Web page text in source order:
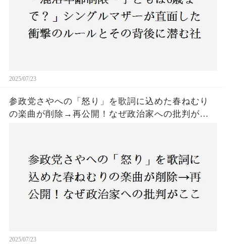
2025/07/23
参政党さやへの「怒り」を歌詞に込めた春ねむり
の楽曲が削除→再公開！なぜ政治家への批判がこ
2025/07/23